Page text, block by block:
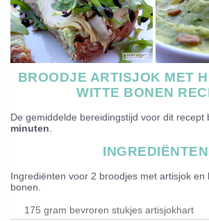
BROODJE ARTISJOK MET
WITTE BONEN
De gemiddelde bereidingstijd voor dit recept
minuten
INGREDIËNTEN
Ingrediënten voor 2 broodjes met artisjok en
bonen
175 gram bevroren stukjes artisjokhart